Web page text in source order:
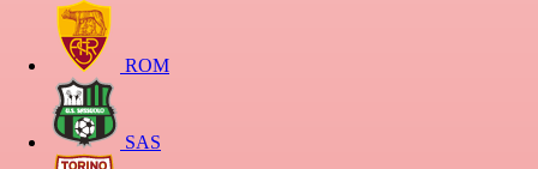
ROM
SAS